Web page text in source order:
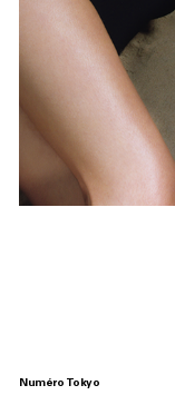
Numéro Tokyo